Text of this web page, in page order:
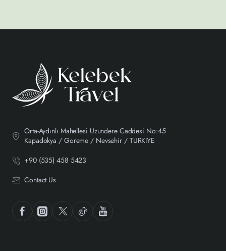
Orta-Aydınlı Mahellesi Uzundere Caddesi No:45
Kapadokya / Goreme / Nevsehir / TURKIYE
+90 (535) 458 5423
Contact Us